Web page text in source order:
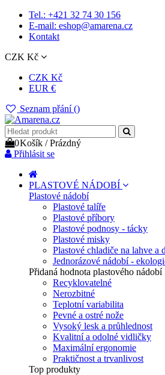
Tel.: +421 32 74 30 156
E-mail: eshop@amarena.cz
Kontakt
CZK Kč
CZK Kč
EUR €
Seznam přání ()
0Košík /Prázdný
Přihlásit se
PLASTOVÉ NÁDOBÍ
Plastové nádobí
Plastové talíře
Plastové příbory
Plastové podnosy - tácky
Plastové misky
Plastové chladiče na lahve a
Jednorázové nádobí -
Přidaná hodnota plastového nádobí
Recyklovatelné
Nerozbitné
Teplotní variabilita
Pevné a ostré nože
Vysoký lesk a průhlednost
Kvalitní a odolné vidličky
Maximální ergonomie
Praktičnost a trvanlivost
Top produkty